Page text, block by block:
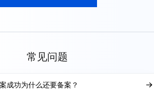
常见问题
成功为什么还要备案？